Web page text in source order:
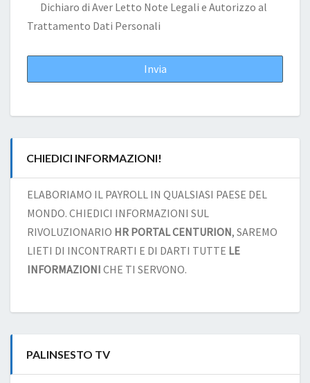
Dichiaro di Aver Letto Note Legali e Autorizzo al
Trattamento Dati Personali
CHIEDICI INFORMAZIONI!
ELABORIAMO IL PAYROLL IN QUALSIASI PAESE DEL
MONDO. CHIEDICI INFORMAZIONI SUL
RIVOLUZIONARIO HR PORTAL CENTURION, SAREMO
LIETI DI INCONTRARTI E DI DARTI TUTTE LE
INFORMAZIONI CHE TI SERVONO.
PALINSESTO TV